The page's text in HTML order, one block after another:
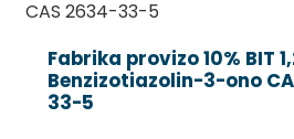
Fabrika provizo 10% BIT
Benzizotiazolin-3-ono
33-5